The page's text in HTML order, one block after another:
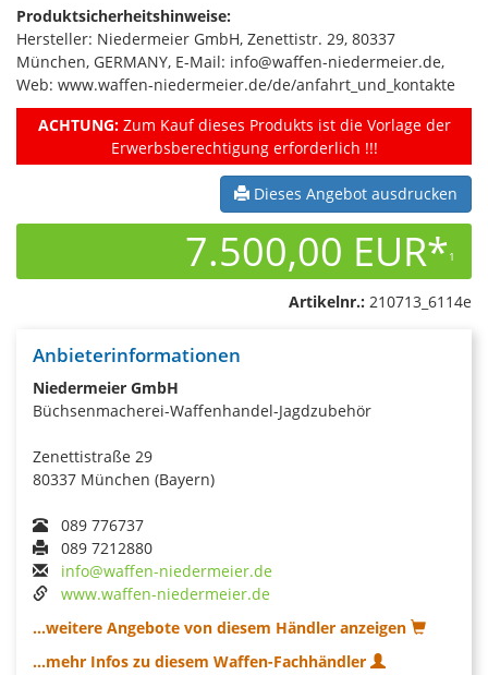
Produktsicherheitshinweise:
Hersteller: Niedermeier GmbH, Zenettistr. 29, 80337
München, GERMANY, E-Mail: info@waffen-niedermeier.de,
Web: www.waffen-niedermeier.de/de/anfahrt_und_kontakte
ACHTUNG:Zum Kauf dieses Produkts ist die Vorlage der
Erwerbsberechtigung erforderlich !!!
Dieses Angebot ausdrucken
7.500,00 EUR*1
Artikelnr.: 210713_6114e
Anbieterinformationen
Niedermeier GmbH
Büchsenmacherei-Waffenhandel-Jagdzubehör
Zenettistraße 29
80337 München (Bayern)
089 776737
089 7212880
info@waffen-niedermeier.de
www.waffen-niedermeier.de
...weitere Angebote von diesem Händler anzeigen
...mehr Infos zu diesem Waffen-Fachhändler